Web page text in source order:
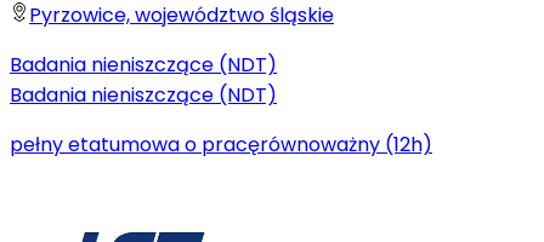
Pyrzowice, województwo śląskie
Badania nieniszczące (NDT)
Badania nieniszczące (NDT)
pełny etatumowa o pracęrównoważny (12h)